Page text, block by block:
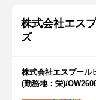
株式会社エス
ズ
株式会社エスプー
(勤務地：栄)/